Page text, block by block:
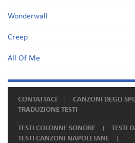
Wonderwall
Creep
All Of Me
CONTATTACI
CANZONI DEGLI
TRADUZIONE TESTI
TESTI COLONNE SONORE
TESTI
TESTI CANZONI NAPOLETANE